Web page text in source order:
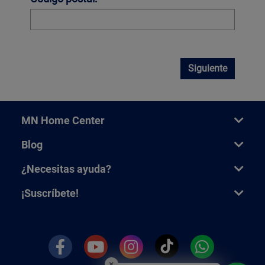
Siguiente
MN Home Center
Blog
¿Necesitas ayuda?
¡Suscríbete!